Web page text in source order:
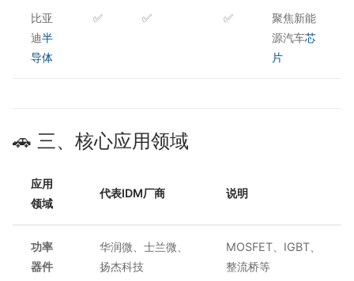
比亚
迪半
导体
✅ ✅ ✅
聚焦新能
源汽车芯
片
🚗 三、核心应用领域
应用
领域
代表IDM厂商 说明
功率
器件
华润微、士兰微、
扬杰科技
MOSFET、IGBT、
整流桥等